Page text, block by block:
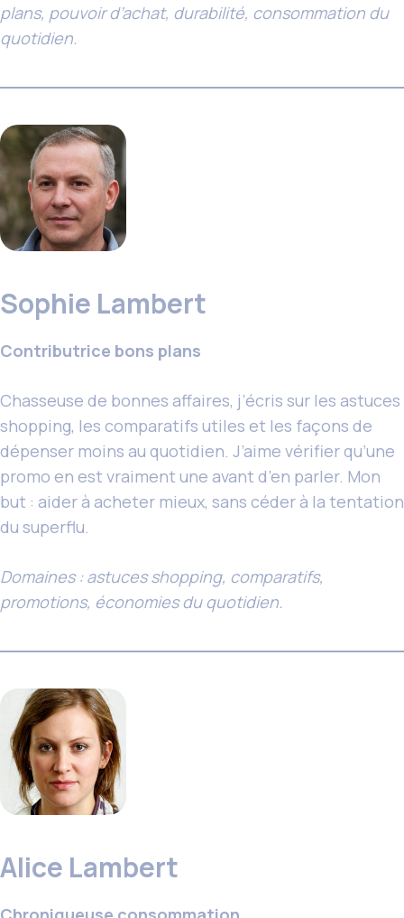
plans, pouvoir d’achat, durabilité, consommation du
quotidien.
Sophie Lambert
Contributrice bons plans
Chasseuse de bonnes affaires, j’écris sur les astuces
shopping, les comparatifs utiles et les façons de
dépenser moins au quotidien. J’aime vérifier qu’une
promo en est vraiment une avant d’en parler. Mon
but : aider à acheter mieux, sans céder à la tentation
du superflu.
Domaines : astuces shopping, comparatifs,
promotions, économies du quotidien.
Alice Lambert